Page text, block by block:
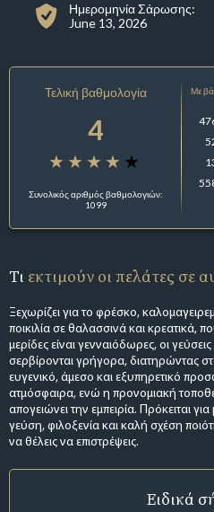
Ημερομηνία Σάρωσης:
June 13, 2026
Τελική βαθμολογία
4
Συνολικός αριθμός βαθμολογιών:
1099
Με
Τι εκτιμούν οι πελάτες σε
Ξεχωρίζει για το φρέσκο,
ποικιλία σε θαλασσινά και κρεατικά,
μερίδες είναι γενναιόδωρες, οι
σερβίρονται γρήγορα, διατηρώντας
ευγενικό, άμεσο και εξυπηρετικό
ατμόσφαιρα, ενώ η προνομιακή
απογειώνει την εμπειρία. Πρόκειται
γεύση, φιλοξενία και καλή σχέση
να θέλεις να επιστρέψεις.
Ειδικά